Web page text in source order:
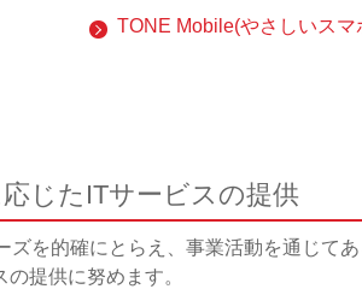
TONE Mobile(やさしいスマ
じたITサービスの提供
ズを的確にとらえ、事業活動を通じてあ
提供に努めます。